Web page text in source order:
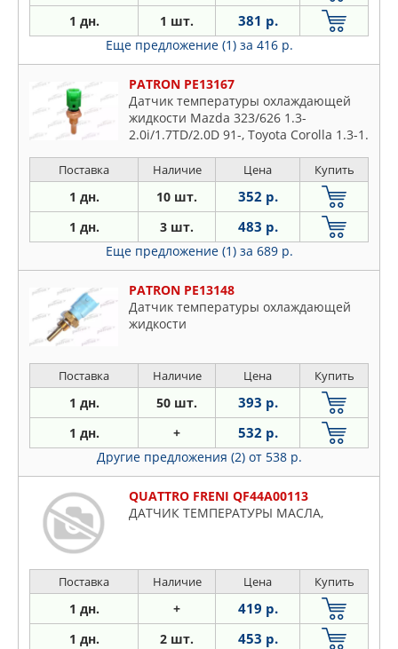
1 дн. 1 шт. 381 р.
Еще предложение (1) за 416 р.
PATRON PE13167
Датчик температуры охлаждающей
жидкости Mazda 323/626 1.3-
2.0i/1.7TD/2.0D 91-, Toyota Corolla 1.3-1.
Поставка Наличие Цена Купить
1 дн. 10 шт. 352 р.
1 дн. 3 шт. 483 р.
Еще предложение (1) за 689 р.
PATRON PE13148
Датчик температуры охлаждающей
жидкости
Поставка Наличие Цена Купить
1 дн. 50 шт. 393 р.
1 дн. + 532 р.
Другие предложения (2) от 538 р.
QUATTRO FRENI QF44A00113
ДАТЧИК ТЕМПЕРАТУРЫ МАСЛА,
Поставка Наличие Цена Купить
1 дн. + 419 р.
1 дн. 2 шт. 453 р.